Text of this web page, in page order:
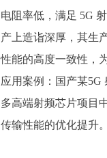
电阻率低，满足 5G
产上造诣深厚，其生
性能的高度一致性，
应用案例： 国产某5G
多高端射频芯片项目
传输性能的优化提升。